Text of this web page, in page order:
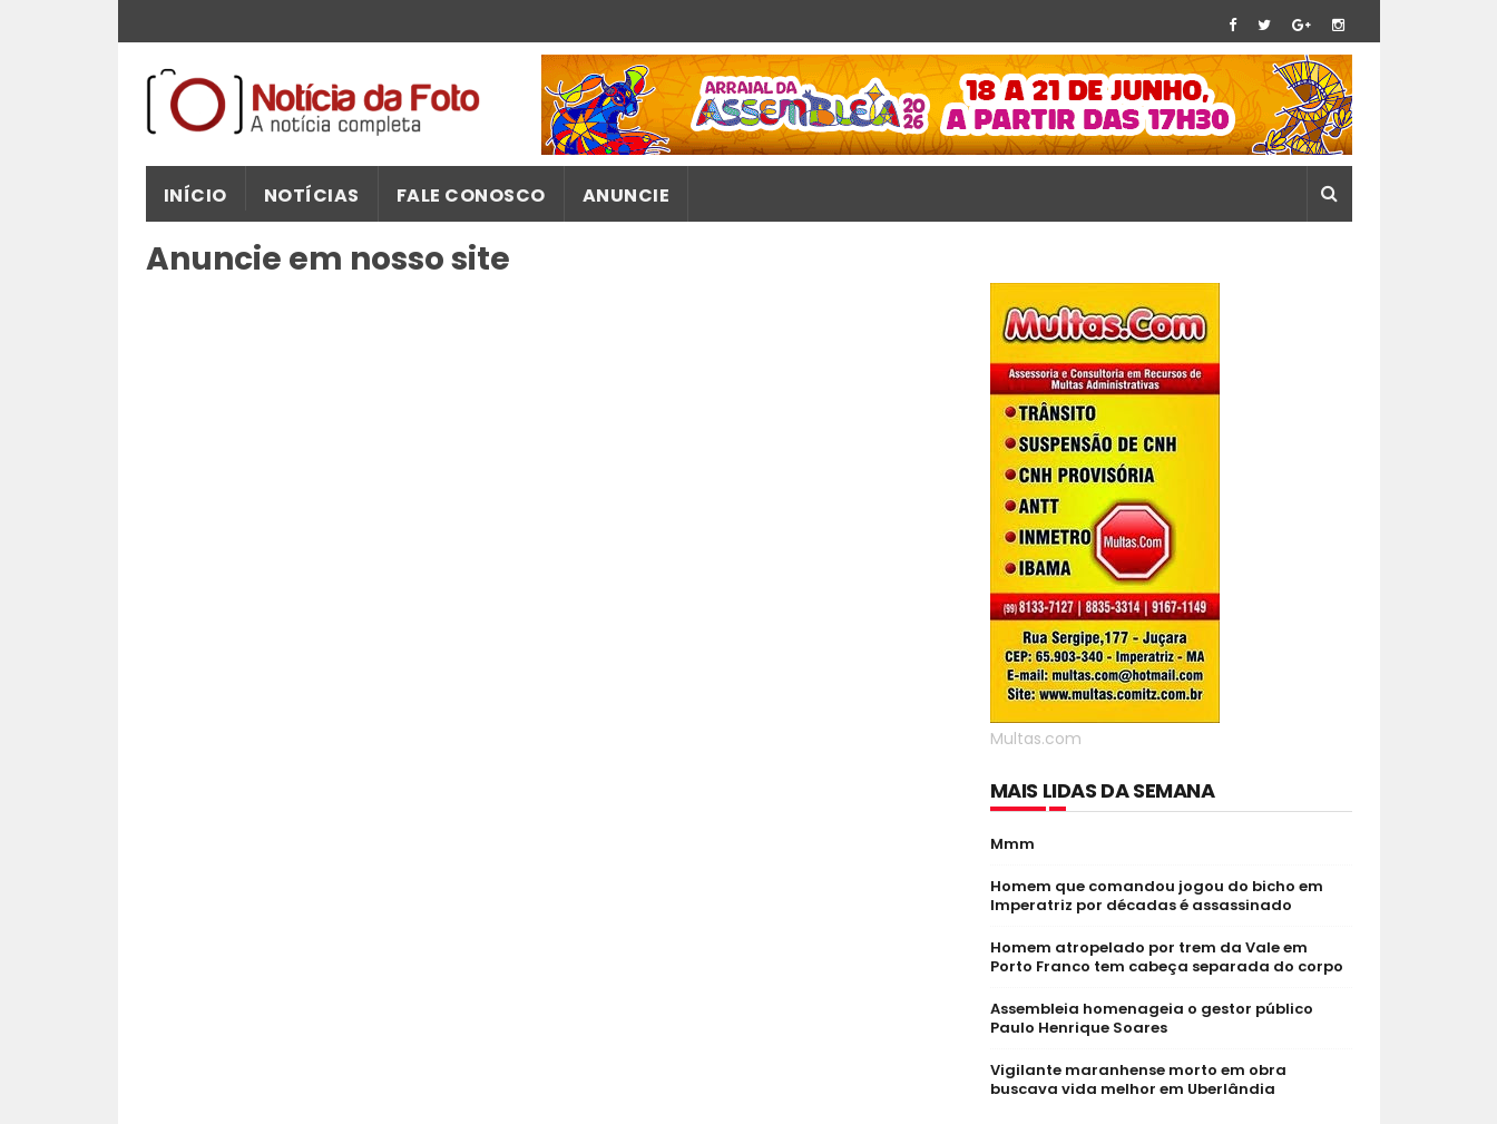
INÍCIO NOTÍCIAS FALE CONOSCO ANUNCIE
Anuncie em nosso site
Multas.com
MAIS LIDAS DA SEMANA
Mmm
Homem que comandou jogou do bicho em
Imperatriz por décadas é assassinado
Homem atropelado por trem da Vale em
Porto Franco tem cabeça separada do corpo
Assembleia homenageia o gestor público
Paulo Henrique Soares
Vigilante maranhense morto em obra
buscava vida melhor em Uberlândia